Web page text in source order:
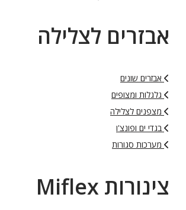
אבזרים לצלילה
אבזרים שונים
גלגלות ומצופים
מצפנים לצלילה
בגדי ים ופונצ'ו
מערכות סגורות
צינורות Miflex